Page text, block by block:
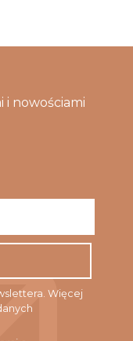
i nowościami
*
Więcej